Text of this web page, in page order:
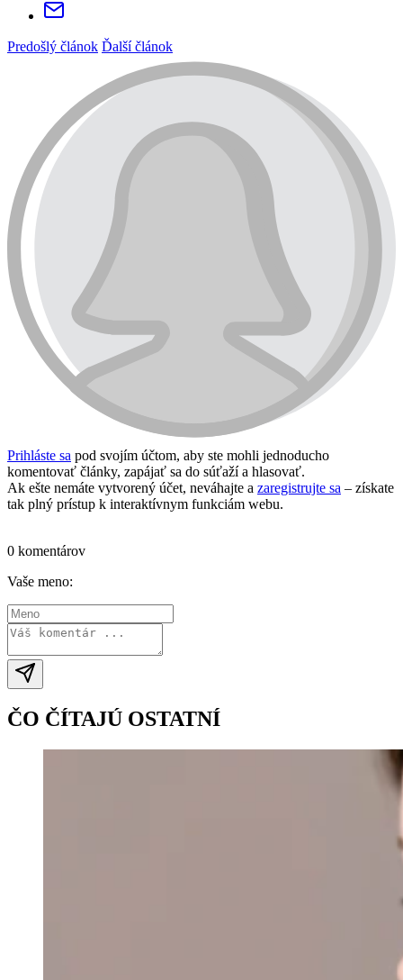
Predošlý článok Ďalší článok
Prihláste sa pod svojím účtom, aby ste mohli jednoducho
komentovať články, zapájať sa do súťaží a hlasovať.
Ak ešte nemáte vytvorený účet, neváhajte a zaregistrujte sa – získate
tak plný prístup k interaktívnym funkciám webu.
0 komentárov
Vaše meno:
ČO ČÍTAJÚ OSTATNÍ